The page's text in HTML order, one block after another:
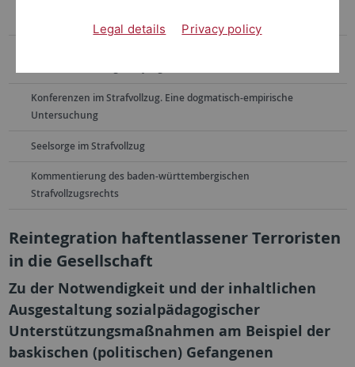
Konferenzen im Strafvollzug. Eine dogmatisch-empirische
Untersuchung
Seelsorge im Strafvollzug
Kommentierung des baden-württembergischen
Strafvollzugsrechts
Reintegration haftentlassener Terroristen
in die Gesellschaft
Zu der Notwendigkeit und der inhaltlichen
Ausgestaltung sozialpädagogischer
Unterstützungsmaßnahmen am Beispiel der
baskischen (politischen) Gefangenen
Legal details Privacy policy